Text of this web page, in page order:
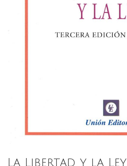
La Libertad y la Ley